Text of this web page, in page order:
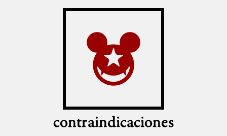
contraindicaciones